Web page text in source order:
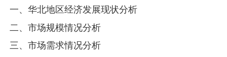
一、华北地区经济发展现状分析
二、市场规模情况分析
三、市场需求情况分析